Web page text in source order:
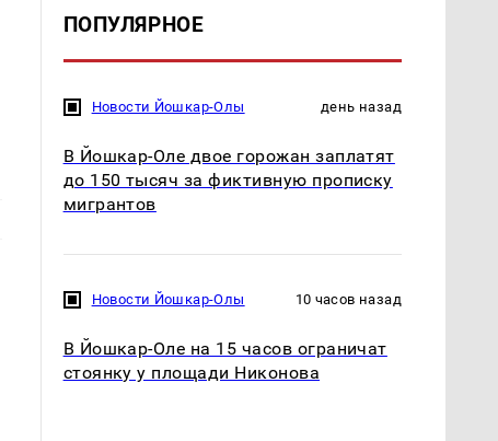
ПОПУЛЯРНОЕ
Новости Йошкар-Олы день назад
В Йошкар-Оле двое горожан заплатят
до 150 тысяч за фиктивную прописку
мигрантов
Новости Йошкар-Олы 10 часов назад
В Йошкар-Оле на 15 часов ограничат
стоянку у площади Никонова